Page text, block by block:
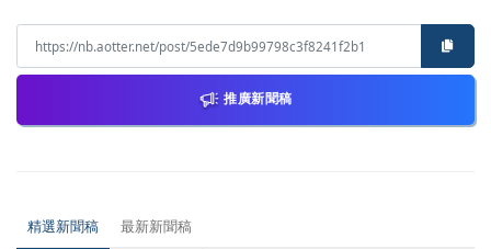
推廣新聞稿
精選新聞稿 最新新聞稿